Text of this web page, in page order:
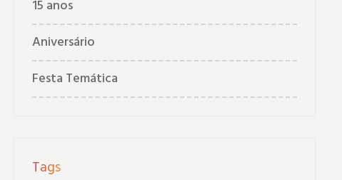
15 anos
Aniversário
Festa Temática
Tags